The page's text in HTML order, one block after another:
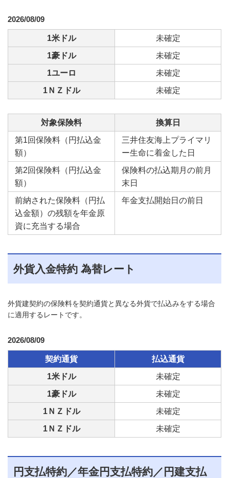
2026/08/09
1米ドル
未確定
1豪ドル
未確定
1ユーロ
未確定
1ＮＺドル
未確定
対象保険料
換算日
第1回保険料（円払込金
額）
三井住友海上プライマリ
ー生命に着金した日
第2回保険料（円払込金
額）
保険料の払込期月の前月
末日
前納された保険料（円払
込金額）の残額を年金原
資に充当する場合
年金支払開始日の前日
外貨入金特約 為替レート
外貨建契約の保険料を契約通貨と異なる外貨で払込みをする場合
に適用するレートです。
2026/08/09
契約通貨
払込通貨
1米ドル
未確定
1豪ドル
未確定
1ＮＺドル
未確定
1ＮＺドル
未確定
円支払特約／年金円支払特約／円建支払